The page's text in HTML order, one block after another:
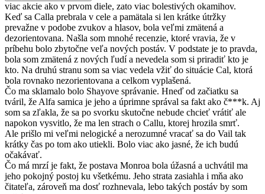
viac akcie ako v prvom diele, zato viac bolestivých okamihov.
Keď sa Calla prebrala v cele a pamätala si len krátke útržky
prevažne v podobe zvukov a hlasov, bola veľmi zmätená a
dezorientovana. Našla som mnohé recenzie, ktoré vravia, že v
príbehu bolo zbytočne veľa nových postáv. V podstate je to pravda,
bola som zmätená z nových ľudí a nevedela som si priradiť kto je
kto. Na druhú stranu som sa viac vedela vžiť do situácie Cal, ktorá
bola rovnako nezorientovana a celkom vyplašená.
Čo ma sklamalo bolo Shayove správanie. Hneď od začiatku sa
tváril, že Alfa samica je jeho a úprimne správal sa fakt ako č***k. Aj
som sa zľakla, že sa po svorku skutočne nebude chcieť vrátiť ale
napokon vysvitlo, že ma len strach o Callu, ktorej hrozila smrť.
Ale prišlo mi veľmi nelogické a nerozumné vracať sa do Vail tak
krátky čas po tom ako utiekli. Bolo viac ako jasné, že ich budú
očakávať.
Čo má mrzí je fakt, že postava Monroa bola úžasná a uchvátil ma
jeho pokojný postoj ku všetkému. Jeho strata zasiahla i mňa ako
čitateľa, zároveň ma dosť rozhnevala, lebo takých postáv by som